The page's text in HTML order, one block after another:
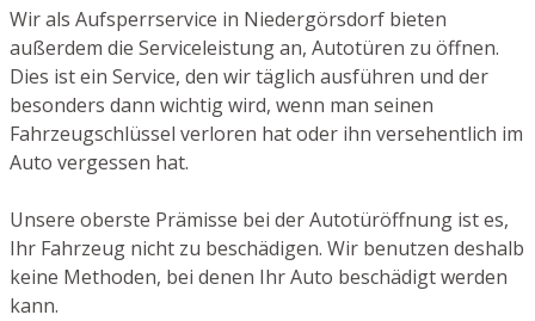
Wir als Aufsperrservice in Niedergörsdorf bieten
außerdem die Serviceleistung an, Autotüren zu öffnen.
Dies ist ein Service, den wir täglich ausführen und der
besonders dann wichtig wird, wenn man seinen
Fahrzeugschlüssel verloren hat oder ihn versehentlich im
Auto vergessen hat.
Unsere oberste Prämisse bei der Autotüröffnung ist es,
Ihr Fahrzeug nicht zu beschädigen. Wir benutzen deshalb
keine Methoden, bei denen Ihr Auto beschädigt werden
kann.